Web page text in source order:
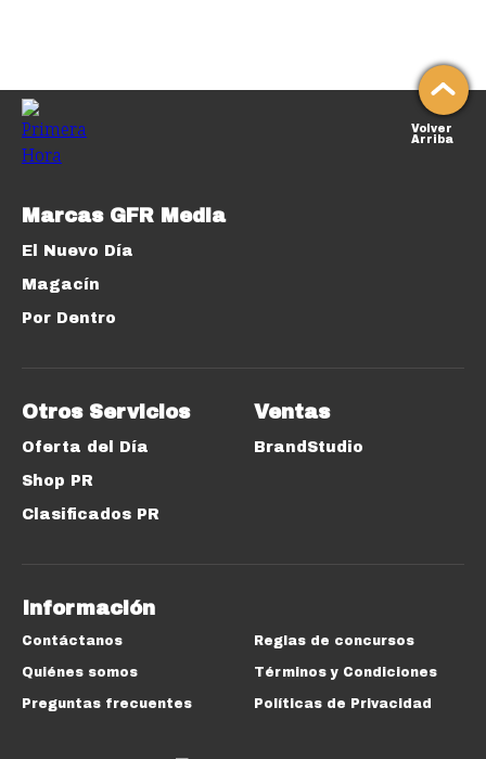
Volver
Arriba
Marcas GFR Media
El Nuevo Día
Magacín
Por Dentro
Otros Servicios
Oferta del Día
Shop PR
Clasificados PR
Ventas
BrandStudio
Información
Contáctanos
Quiénes somos
Preguntas frecuentes
Reglas de concursos
Términos y Condiciones
Políticas de Privacidad